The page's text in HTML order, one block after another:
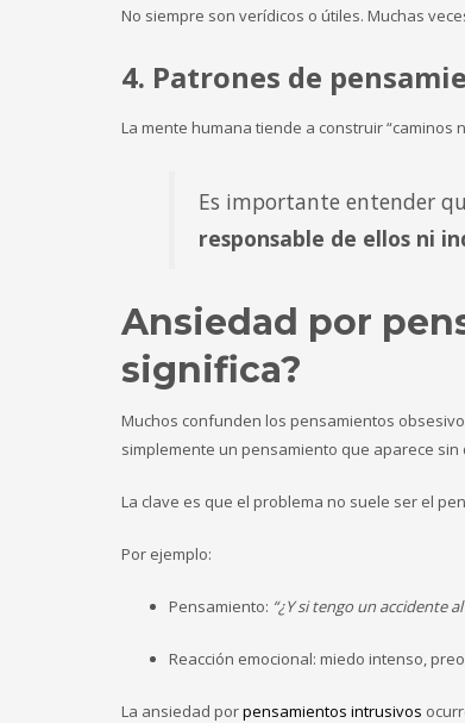
No siempre son verídicos o útiles. Muchas
4. Patrones de
La mente humana tiende a construir “caminos
Es importante entender
responsable de ellos ni
Ansiedad por
significa?
Muchos confunden los pensamientos
simplemente un pensamiento que aparece sin
La clave es que el problema no suele ser el
Por ejemplo:
Pensamiento: “¿Y si tengo un accidente
Reacción emocional: miedo intenso,
La ansiedad porpensamientos intrusivos